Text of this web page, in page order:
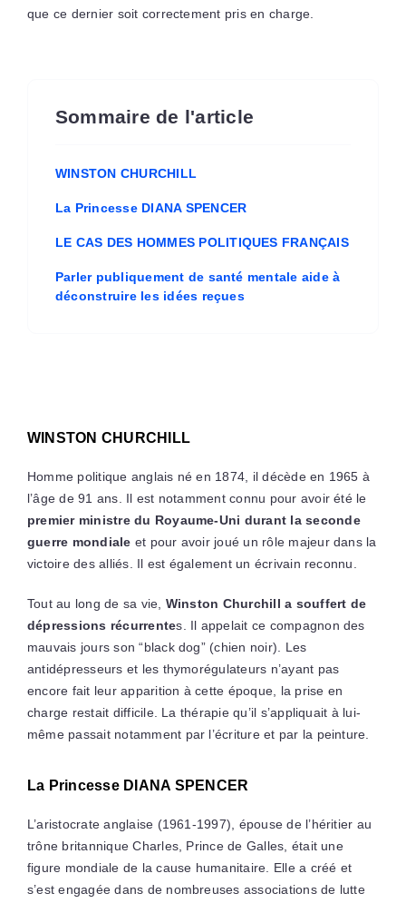
que ce dernier soit correctement pris en charge.
Sommaire de l'article
WINSTON CHURCHILL
La Princesse DIANA SPENCER
LE CAS DES HOMMES POLITIQUES FRANÇAIS
Parler publiquement de santé mentale aide à
déconstruire les idées reçues
WINSTON CHURCHILL
Homme politique anglais né en 1874, il décède en 1965 à
l’âge de 91 ans. Il est notamment connu pour avoir été le
premier ministre du Royaume-Uni durant la seconde
guerre mondiale et pour avoir joué un rôle majeur dans la
victoire des alliés. Il est également un écrivain reconnu.
Tout au long de sa vie, Winston Churchill a souffert de
dépressions récurrentes. Il appelait ce compagnon des
mauvais jours son “black dog” (chien noir). Les
antidépresseurs et les thymorégulateurs n’ayant pas
encore fait leur apparition à cette époque, la prise en
charge restait difficile. La thérapie qu’il s’appliquait à lui-
même passait notamment par l’écriture et par la peinture.
La Princesse DIANA SPENCER
L’aristocrate anglaise (1961-1997), épouse de l’héritier au
trône britannique Charles, Prince de Galles, était une
figure mondiale de la cause humanitaire. Elle a créé et
s’est engagée dans de nombreuses associations de lutte